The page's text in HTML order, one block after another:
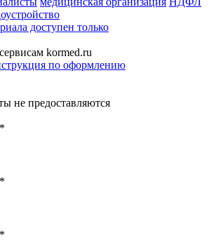
доступен только
kormed.ru
по оформлению
не предоставляются